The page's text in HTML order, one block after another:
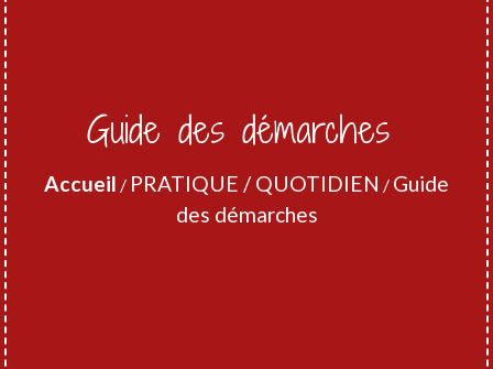
Guide des démarches
Accueil / PRATIQUE / QUOTIDIEN / Guide
des démarches